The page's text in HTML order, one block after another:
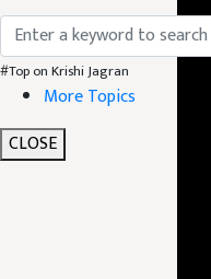
#Top on Krishi Jagran
More Topics
CLOSE